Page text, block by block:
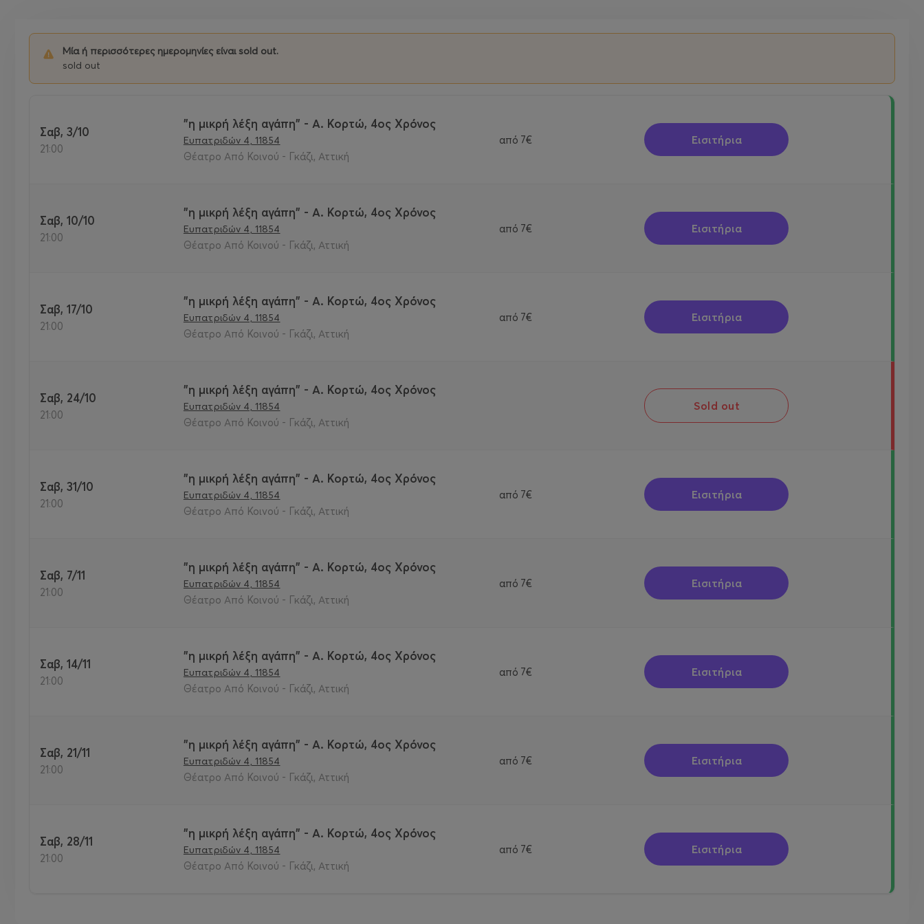
Μία ή περισσότερες ημερομηνίες είναι sold out.
sold out
Σαβ, 3/10
21:00
"η μικρή λέξη αγάπη" - Α. Κορτώ, 4ος Χρόνος
Ευπατριδών 4, 11854
Θέατρο Από Κοινού - Γκάζι, Αττική
από 7€ Εισιτήρια
Σαβ, 10/10
21:00
"η μικρή λέξη αγάπη" - Α. Κορτώ, 4ος Χρόνος
Ευπατριδών 4, 11854
Θέατρο Από Κοινού - Γκάζι, Αττική
από 7€ Εισιτήρια
Σαβ, 17/10
21:00
"η μικρή λέξη αγάπη" - Α. Κορτώ, 4ος Χρόνος
Ευπατριδών 4, 11854
Θέατρο Από Κοινού - Γκάζι, Αττική
από 7€ Εισιτήρια
Σαβ, 24/10
21:00
"η μικρή λέξη αγάπη" - Α. Κορτώ, 4ος Χρόνος
Ευπατριδών 4, 11854
Θέατρο Από Κοινού - Γκάζι, Αττική
Sold out
Σαβ, 31/10
21:00
"η μικρή λέξη αγάπη" - Α. Κορτώ, 4ος Χρόνος
Ευπατριδών 4, 11854
Θέατρο Από Κοινού - Γκάζι, Αττική
από 7€ Εισιτήρια
Σαβ, 7/11
21:00
"η μικρή λέξη αγάπη" - Α. Κορτώ, 4ος Χρόνος
Ευπατριδών 4, 11854
Θέατρο Από Κοινού - Γκάζι, Αττική
από 7€ Εισιτήρια
Σαβ, 14/11
21:00
"η μικρή λέξη αγάπη" - Α. Κορτώ, 4ος Χρόνος
Ευπατριδών 4, 11854
Θέατρο Από Κοινού - Γκάζι, Αττική
από 7€ Εισιτήρια
Σαβ, 21/11
21:00
"η μικρή λέξη αγάπη" - Α. Κορτώ, 4ος Χρόνος
Ευπατριδών 4, 11854
Θέατρο Από Κοινού - Γκάζι, Αττική
από 7€ Εισιτήρια
Σαβ, 28/11
21:00
"η μικρή λέξη αγάπη" - Α. Κορτώ, 4ος Χρόνος
Ευπατριδών 4, 11854
Θέατρο Από Κοινού - Γκάζι, Αττική
από 7€ Εισιτήρια